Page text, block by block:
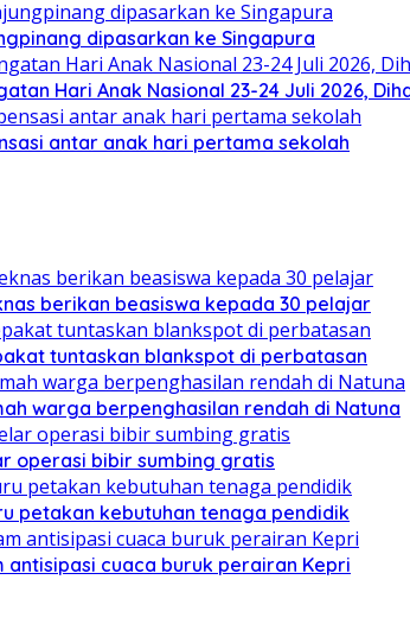
dipasarkan ke Singapura
Hari Anak Nasional 23-24 Juli 2026,
antar anak hari pertama sekolah
berikan beasiswa kepada 30 pelajar
tuntaskan blankspot di perbatasan
warga berpenghasilan rendah di Natuna
operasi bibir sumbing gratis
petakan kebutuhan tenaga pendidik
antisipasi cuaca buruk perairan Kepri